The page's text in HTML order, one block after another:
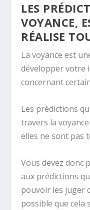
LES
VOYANCE,
RÉALISE
La voyance est
développer votre
concernant
Les prédictions
travers la
elles ne sont pas
Vous devez donc
aux prédictions
pouvoir les juger
possible que cela